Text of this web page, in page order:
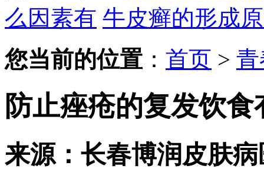
么因素有 牛皮癣的形成
您当前的位置 ： 首页 >
防止痤疮的复发饮
来源：长春博润皮肤